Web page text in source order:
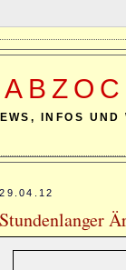
INFOS
29.04.12
Stundenlanger